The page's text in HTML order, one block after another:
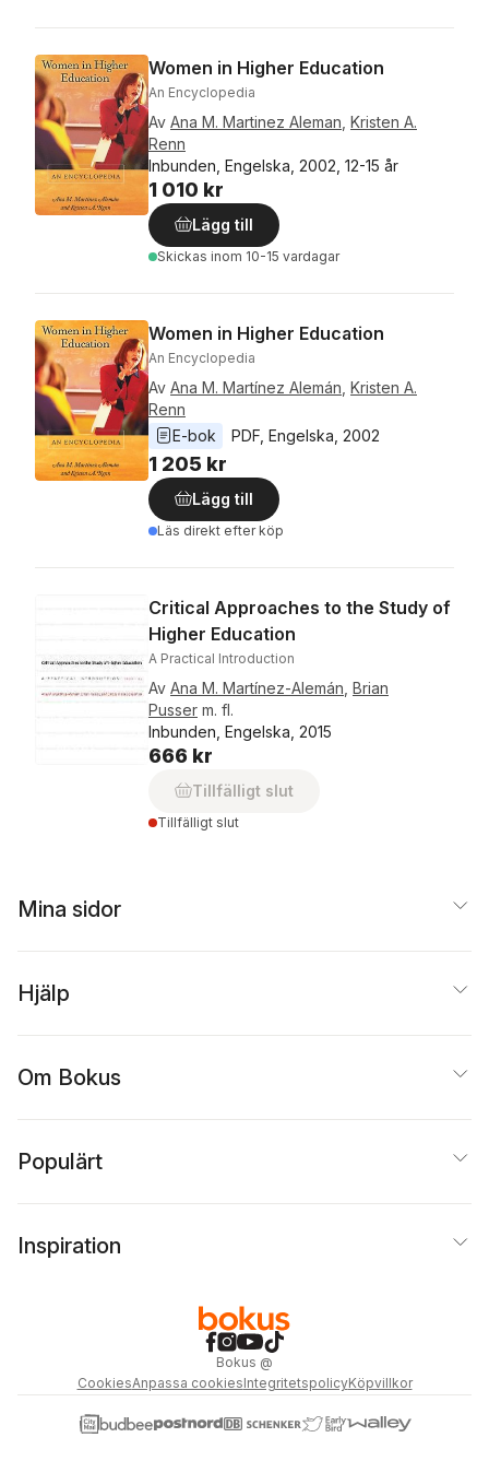
Women in Higher Education
An Encyclopedia
Av Ana M. Martinez Aleman Kristen A.
Renn
Inbunden, Engelska, 2002, 12-15 år
1 010 kr
Lägg till
Skickas inom 10-15 vardagar
Women in Higher Education
An Encyclopedia
Av Ana M. Martínez Alemán Kristen A.
Renn
E-bok
PDF Engelska 2002
1 205 kr
Lägg till
Läs direkt efter köp
Critical Approaches to the Study of
Higher Education
A Practical Introduction
Av Ana M. Martínez-Alemán Brian
Pusser m. fl.
Inbunden, Engelska, 2015
666 kr
Tillfälligt slut
Tillfälligt slut
Mina sidor
Hjälp
Om Bokus
Populärt
Inspiration
Bokus @
CookiesAnpassa cookiesIntegritetspolicyKöpvillkor